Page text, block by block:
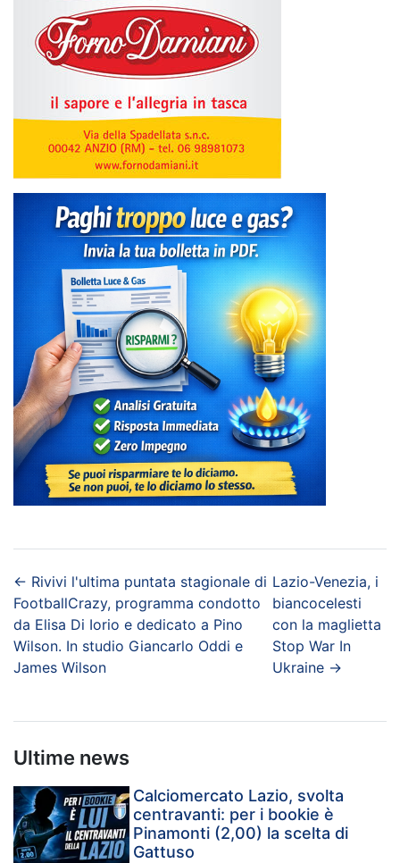
← Rivivi l'ultima puntata stagionale di
FootballCrazy, programma condotto
da Elisa Di Iorio e dedicato a Pino
Wilson. In studio Giancarlo Oddi e
James Wilson
Lazio-Venezia, i
biancocelesti
con la maglietta
Stop War In
Ukraine →
Ultime news
Calciomercato Lazio, svolta
centravanti: per i bookie è
Pinamonti (2,00) la scelta di
Gattuso